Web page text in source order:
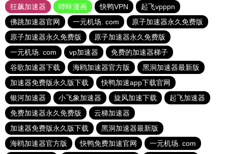
狂飙加速器
哔咔漫画 快鸭VPN
起飞vpppn
佛跳加速器官网
一元机场. com
原子加速器永久免费版
原子加速器永久免费版
原子加速器永久免费版
一元机场. com
vp加速器
免费的加速器梯子
谷歌加速器下载
海鸥加速器官方版
黑洞加速器最新版
加速器免费版永久版下载
快鸭加速app下载官网
银河加速器
小飞象加速器 旋风加速下载
起飞加速器
免费加速器永久免费版
云梯加速器
加速器免费版永久版下载
黑洞加速器最新版
海鸥加速器官方版
快鸭免费加速官网 一元机场. com